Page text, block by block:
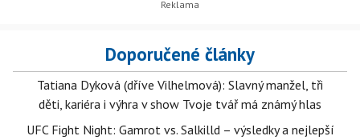
Doporučené články
Tatiana Dyková (dříve Vilhelmová): Slavný manžel, tři
děti, kariéra i výhra v show Tvoje tvář má známý hlas
UFC Fight Night: Gamrot vs. Salkilld – výsledky a nejlepší